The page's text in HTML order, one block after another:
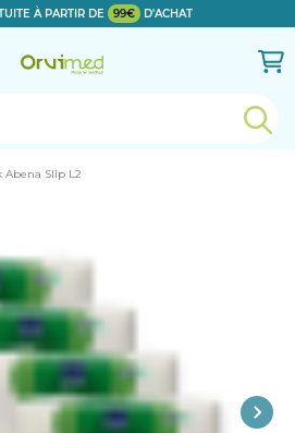
À PARTIR DE 99€ D'ACHAT
a bien été ajouté!
Abena Slip L2